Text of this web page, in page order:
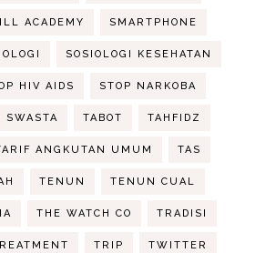
ACADEMY SMARTPHONE
SOSIOLOGI KESEHATAN
HIV AIDS STOP NARKOBA
SWASTA TABOT TAHFIDZ
ANGKUTAN UMUM TAS
TENUN TENUN CUAL
THE WATCH CO TRADISI
TRIP TWITTER